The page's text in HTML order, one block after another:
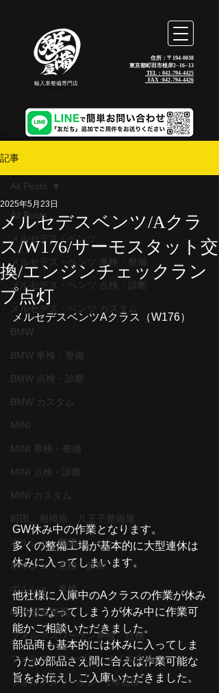
輸入車整備専門店
住所：〒194-0038
東京都町田市根岸2−16−13
TEL：042-794-4425
_FAX :042-794-4426
記事
All Posts
メルセデス・ベンツ
メルセデス・ベンツ 車検・整備
メルセデス・ベンツ 点検・診断
メルセデス・ベンツ カスタム
BMW
BMW 車検・整備
BMW 点検・診断
BMW カスタム
MINI
MINI 車検・整備
MINI 点検・診断
MINI カスタム
町田、相模原、八王子整備屋
ポルシェ 整備
ポルシェ 点検 診断
ポルシェ 車検
MINI板金塗装
フォルクスワーゲン車検 点検
フォルクスワーゲン オイル交換
フォルクスワーゲン 1年点検
All Posts
メルセデスベンツ/Aクラ
ス/W176/サーモスタット交
換/エンジンチェックラン
プ点灯
2025年5月23日
メルセデスベンツAクラス（W176）
GW休み中の作業となります。
多くの整備工場が基本的に大型連休は
休みに入ってしまいます。
他社様に入庫中のAクラスの作業が休み
明けになってしまうが休み中に作業可
能かご相談いただきました。
部品商も基本的には休みに入ってしま
うため部品さえ間に合えば作業可能な
旨をお伝えしご入庫いただきました。